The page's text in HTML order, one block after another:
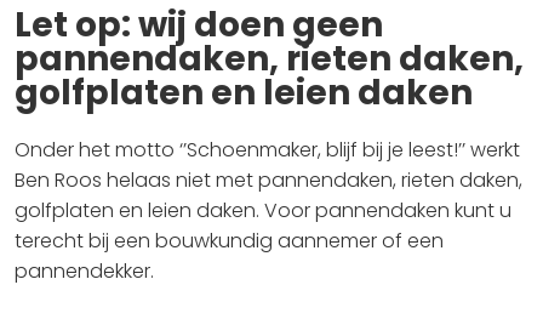
Let op: wij doen geen
pannendaken, rieten daken,
golfplaten en leien daken
Onder het motto ‘’Schoenmaker, blijf bij je leest!’’ werkt
Ben Roos helaas niet met pannendaken, rieten daken,
golfplaten en leien daken. Voor pannendaken kunt u
terecht bij een bouwkundig aannemer of een
pannendekker.